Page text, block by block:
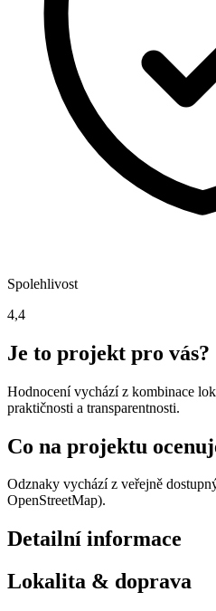
Spolehlivost
4,4
Je to projekt pro vás?
Hodnocení vychází z kombinace
praktičnosti a transparentnosti.
Co na projektu
Odznaky vychází z veřejně
OpenStreetMap).
Detailní informace
Lokalita & doprava